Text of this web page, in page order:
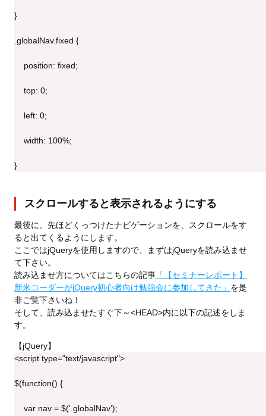
}
.globalNav.fixed {
    position: fixed;
    top: 0;
    left: 0;
    width: 100%;
}
スクロールすると表示されるようにする
最後に、先ほどくっつけたナビゲーションを、スクロールをす
ると出てくるようにします。
ここではjQueryを使用しますので、まずはjQueryを読み込ませ
て下さい。
読み込ませ方についてはこちらの記事「【セミナーレポート】
新米コーダーがjQuery初心者向け勉強会に参加してきた」 を是
非ご覧下さいね！
そして、読み込ませたすぐ下～<HEAD>内に以下の記述をしま
す。
【jQuery】
<script type="text/javascript">
$(function() {
    var nav = $('.globalNav');